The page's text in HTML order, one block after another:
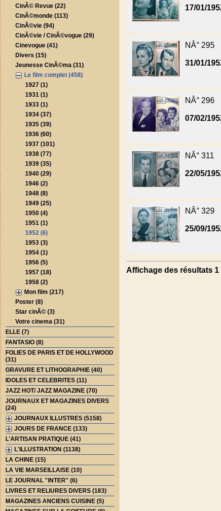
CinÃ© Revue (22)
CinÃ©monde (113)
CinÃ©vie (94)
CinÃ©vie / CinÃ©vogue (29)
Cinevogue (41)
Divers (15)
Jeunesse CinÃ©ma (31)
Le film complet (458)
1927 (1)
1931 (1)
1933 (1)
1934 (37)
1935 (39)
1936 (60)
1937 (101)
1938 (77)
1939 (35)
1940 (29)
1946 (2)
1948 (8)
1949 (25)
1950 (4)
1951 (1)
1952 (6)
1953 (3)
1954 (1)
1956 (5)
1957 (18)
1958 (2)
Mon film (217)
Poster (8)
Star cinÃ© (3)
Votre cinema (31)
ELLE (7)
FANTASIO (8)
FOLIES DE PARIS ET DE HOLLYWOOD
(31)
GRAVURE ET LITHOGRAPHIE (40)
IDOLES ET CELEBRITES (11)
JAZZ HOT/ JAZZ MAGAZINE (70)
JOURNAUX ET MAGAZINES DIVERS
(24)
JOURNAUX ILLUSTRES (5158)
JOURS DE FRANCE (133)
L'ARTISAN PRATIQUE (41)
L'ILLUSTRATION (1138)
LA CHINE (15)
LA VIE MARSEILLAISE (10)
LE JOURNAL "INTER" (6)
LIVRES ET RELIURES DIVERS (183)
MAGAZINES ANCIENS CUISINE (5)
17/01/
NÂ° 295
31/01/
NÂ° 296
07/02/
NÂ° 311
22/05/
NÂ° 329
25/09/
Affichage des résultats